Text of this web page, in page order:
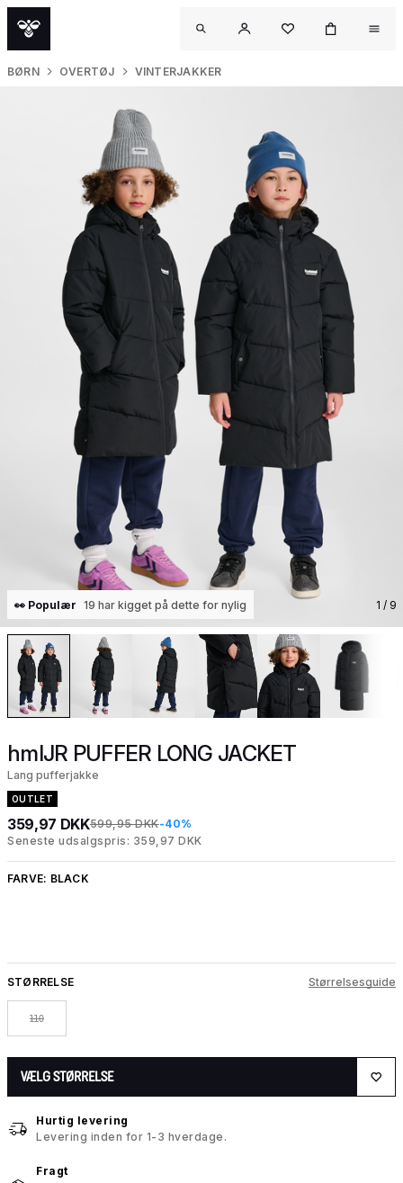
BØRN OVERTØJ VINTERJAKKER
👀 Populær 19 har kigget på dette for nylig 1 / 9
hmlJR PUFFER LONG JACKET
Lang pufferjakke
OUTLET
359,97 DKK599,95 DKK-40%
Seneste udsalgspris: 359,97 DKK
FARVE: BLACK
STØRRELSE Størrelsesguide
110
VÆLG STØRRELSE
Hurtig levering
Levering inden for 1-3 hverdage.
Fragt